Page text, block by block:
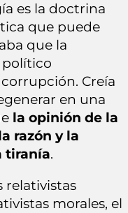
es la doctrina
que puede
que la
político
Creía
en una
la opinión de la
razón y la
tiranía.
relativistas
morales, el